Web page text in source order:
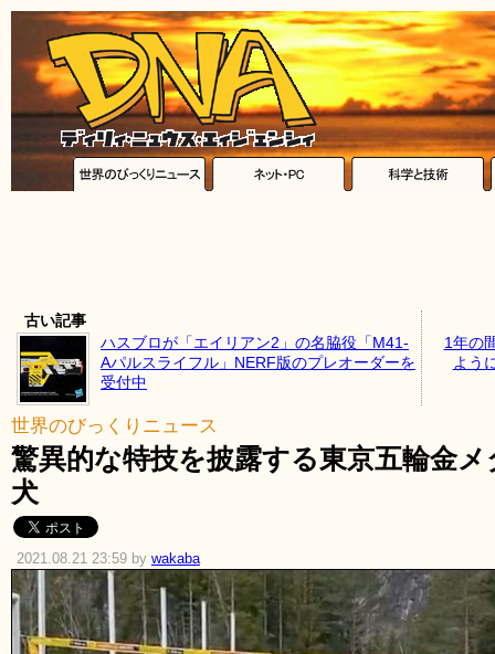
古い記事
ハスブロが「エイリアン2」の名脇役「M41-
Aパルスライフル」NERF版のプレオーダーを
受付中
1年の
よう
世界のびっくりニュース
驚異的な特技を披露する東京五輪金
犬
2021.08.21 23:59 by wakaba